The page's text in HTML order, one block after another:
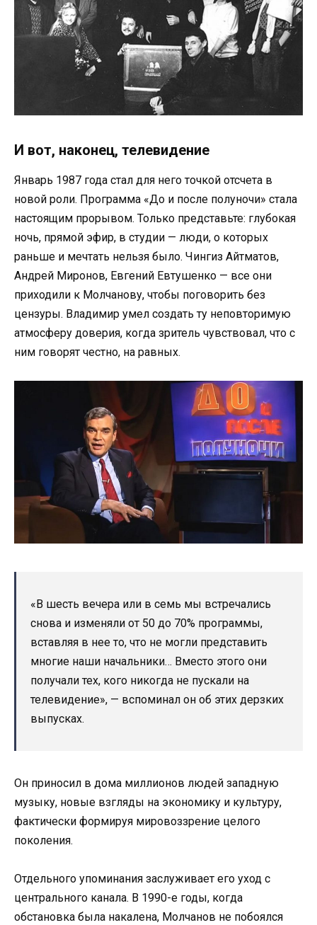
И вот, наконец, телевидение
Январь 1987 года стал для него точкой отсчета в
новой роли. Программа «До и после полуночи» стала
настоящим прорывом. Только представьте: глубокая
ночь, прямой эфир, в студии — люди, о которых
раньше и мечтать нельзя было. Чингиз Айтматов,
Андрей Миронов, Евгений Евтушенко — все они
приходили к Молчанову, чтобы поговорить без
цензуры. Владимир умел создать ту неповторимую
атмосферу доверия, когда зритель чувствовал, что с
ним говорят честно, на равных.
«В шесть вечера или в семь мы встречались
снова и изменяли от 50 до 70% программы,
вставляя в нее то, что не могли представить
многие наши начальники… Вместо этого они
получали тех, кого никогда не пускали на
телевидение», — вспоминал он об этих дерзких
выпусках.
Он приносил в дома миллионов людей западную
музыку, новые взгляды на экономику и культуру,
фактически формируя мировоззрение целого
поколения.
Отдельного упоминания заслуживает его уход с
центрального канала. В 1990-е годы, когда
обстановка была накалена, Молчанов не побоялся